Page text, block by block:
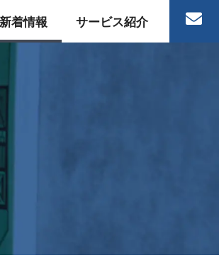
新着情報 サービス紹介